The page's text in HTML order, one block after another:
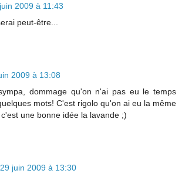
2009 à 11:43
peut-être...
2009 à 13:08
dommage qu'on n'ai pas eu le temps
mots! C'est rigolo qu'on ai eu la même
une bonne idée la lavande ;)
29 juin 2009 à 13:30